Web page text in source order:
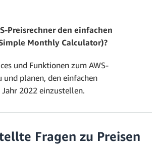
Preisrechner den einfachen
Monthly Calculator)?
und Funktionen zum AWS-
und planen, den einfachen
2022 einzustellen.
Fragen zu Preisen